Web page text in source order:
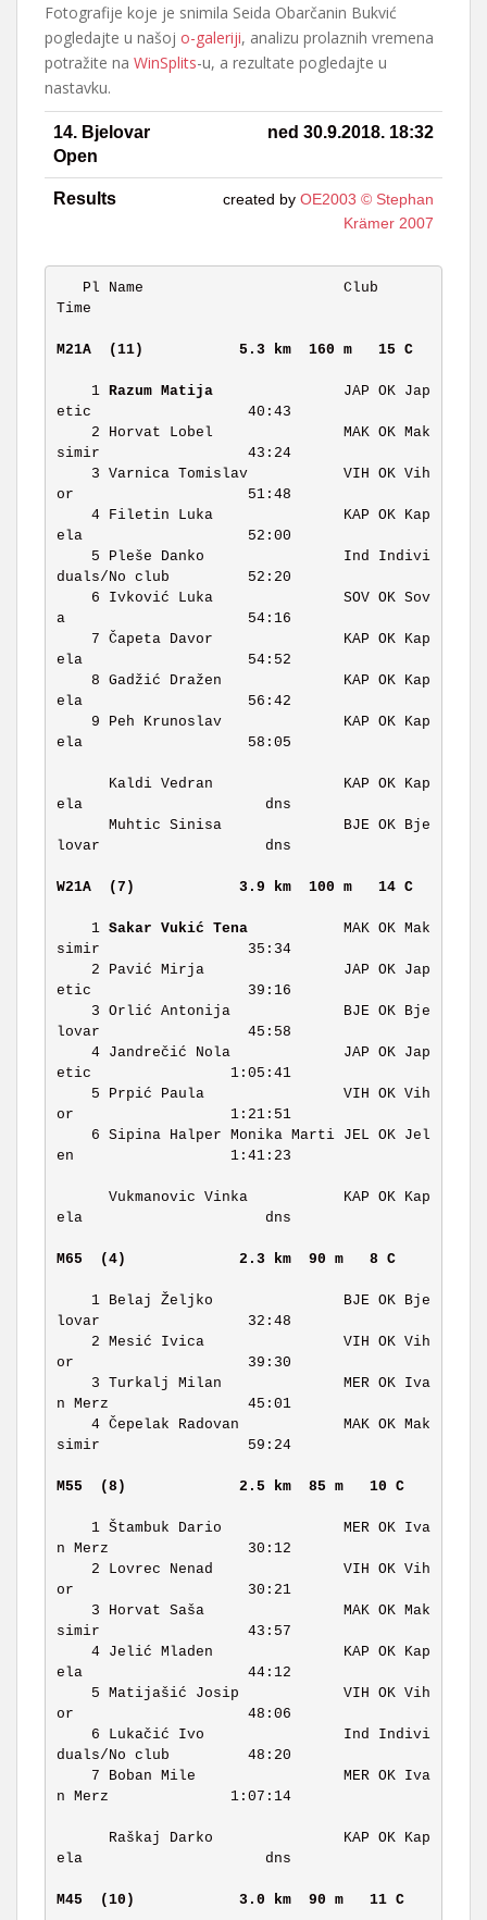
Fotografije koje je snimila Seida Obarčanin Bukvić
pogledajte u našoj o-galeriji, analizu prolaznih vremena
potražite na WinSplits-u, a rezultate pogledajte u
nastavku.
14. Bjelovar
Open
ned 30.9.2018. 18:32
Results created by OE2003 © Stephan
Krämer 2007
Time
M21A  (11) 5.3 km  160 m   15 C
    1
Razum Matija
               JAP OK Jap
etic                  40:43
simir                 43:24
or                    51:48
ela                   52:00
duals/No club         52:20
a                     54:16
ela                   54:52
ela                   56:42
ela                   58:05
ela                     dns
lovar                   dns
W21A  (7) 3.9 km  100 m   14 C
    1
Sakar Vukić Tena
           MAK OK Mak
simir                 35:34
etic                  39:16
lovar                 45:58
etic                1:05:41
or                  1:21:51
en                  1:41:23
ela                     dns
M65  (4) 2.3 km  90 m   8 C
lovar                 32:48
or                    39:30
n Merz                45:01
simir                 59:24
M55  (8) 2.5 km  85 m   10 C
n Merz                30:12
or                    30:21
simir                 43:57
ela                   44:12
or                    48:06
duals/No club         48:20
n Merz              1:07:14
ela                     dns
M45  (10) 3.0 km  90 m   11 C